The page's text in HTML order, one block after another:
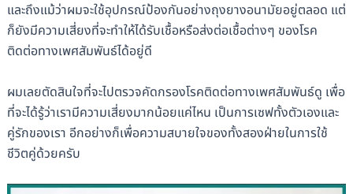
และถึงแม้ว่าผมจะใช้อุปกรณ์ป้องกันอย่างถุงยางอนามัยอยู่ตลอด แต่
ก็ยังมีความเสี่ยงที่จะทำให้ได้รับเชื้อหรือส่งต่อเชื้อต่างๆ ของโรค
ติดต่อทางเพศสัมพันธ์ได้อยู่ดี
ผมเลยตัดสินใจที่จะไปตรวจคัดกรองโรคติดต่อทางเพศสัมพันธ์ดู เพื่อ
ที่จะได้รู้ว่าเรามีความเสี่ยงมากน้อยแค่ไหน เป็นการเซฟทั้งตัวเองและ
คู่รักของเรา อีกอย่างก็เพื่อความสบายใจของทั้งสองฝ่ายในการใช้
ชีวิตคู่ด้วยครับ